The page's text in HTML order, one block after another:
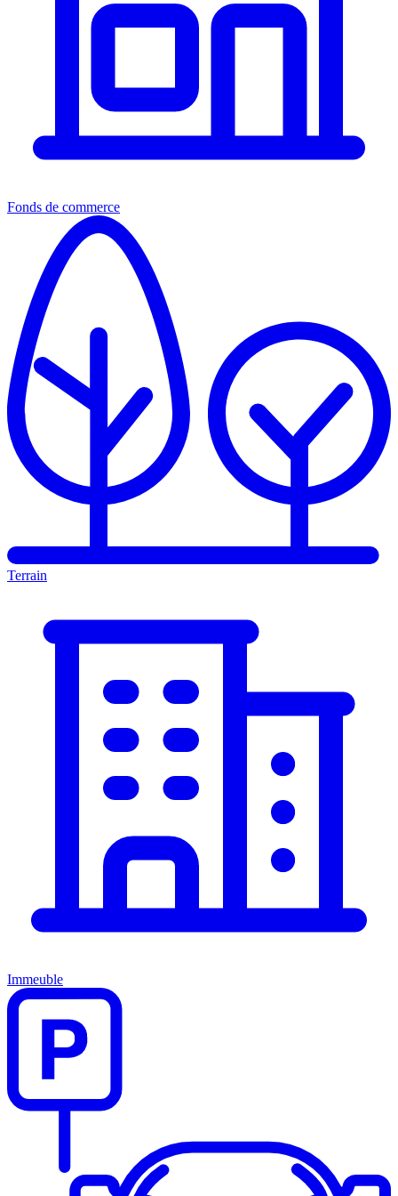
Fonds de commerce
Terrain
Immeuble